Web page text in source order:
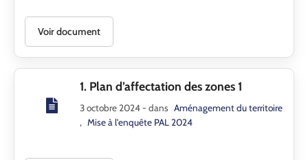
Voir document
1. Plan d’affectation des zones 1
3 octobre 2024- dans Aménagement du territoire
, Mise à l'enquête PAL 2024